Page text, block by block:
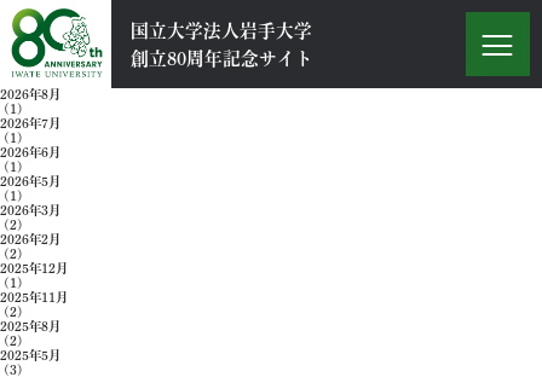
国立大学法人岩手大学
創立80周年記念サイト
Newsお知らせ
2026年6月
- 2026.06.04
岩手大学イーハトーヴ基金「感謝の集い2026」を開催しました
News Archive
All News
2026年8月
(1)
2026年7月
(1)
2026年6月
(1)
2026年5月
(1)
2026年3月
(2)
2026年2月
(2)
2025年12月
(1)
2025年11月
(2)
2025年8月
(2)
2025年5月
(3)